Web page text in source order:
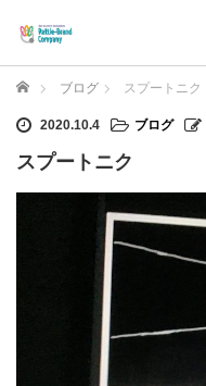
ホーム ブログ スプートニク
2020.10.4 ブログ
スプートニク